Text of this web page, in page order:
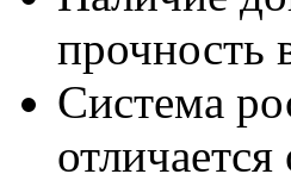
прочность
Система